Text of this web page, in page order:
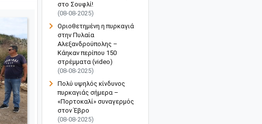
στο Σουφλί!
(08-08-2025)
Οριοθετημένη η πυρκαγιά
στην Πυλαία
Αλεξανδρούπολης –
Κάηκαν περίπου 150
στρέμματα (video)
(08-08-2025)
Πολύ υψηλός κίνδυνος
πυρκαγιάς σήμερα –
«Πορτοκαλί» συναγερμός
στον Έβρο
(08-08-2025)